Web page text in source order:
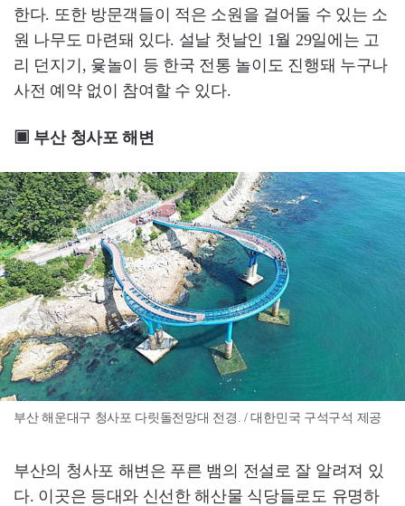
한다. 또한 방문객들이 적은 소원을 걸어둘 수 있는 소
원 나무도 마련돼 있다. 설날 첫날인 1월 29일에는 고
리 던지기, 윷놀이 등 한국 전통 놀이도 진행돼 누구나
사전 예약 없이 참여할 수 있다.
▣ 부산 청사포 해변
부산 해운대구 청사포 다릿돌전망대 전경. / 대한민국 구석구석 제공
부산의 청사포 해변은 푸른 뱀의 전설로 잘 알려져 있
다. 이곳은 등대와 신선한 해산물 식당들로도 유명하